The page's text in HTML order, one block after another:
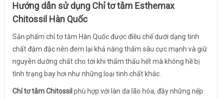
Hướng dẫn sử dụng Chỉ tơ tằm Esthemax
Chitossil Hàn Quốc
Sản phẩm chỉ tơ tằm Hàn Quốc được điều chế dưới dạng tinh
chất đậm đặc nên đem lại khả năng thấm sâu cực mạnh và giữ
nguyên dưỡng chất cho tới khi thẩm thấu hết mà không hề bị
tình trạng bay hơi như những loại tinh chất khác.
Chỉ tơ tằm Chitossil phù hợp với làn da lão hóa, đầy những nếp